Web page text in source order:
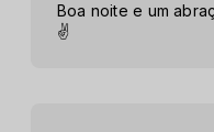
Boa noite e um
✌